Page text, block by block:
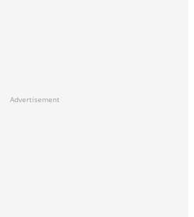
Advertisement